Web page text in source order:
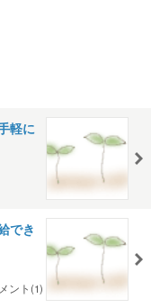
軽に
でき
ント(1)